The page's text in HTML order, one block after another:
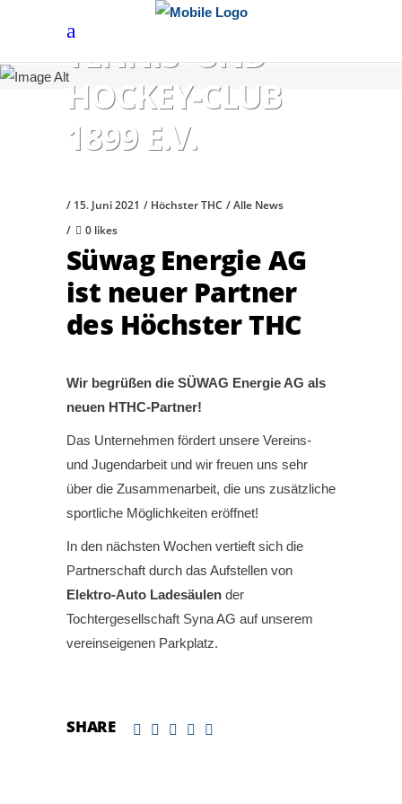
HÖCHSTER
TENNIS- UND
HOCKEY-CLUB
1899 E.V.
15. Juni 2021 Höchster THC
Alle News
0 likes
Süwag Energie AG
ist neuer Partner
des Höchster THC
Wir begrüßen die SÜWAG Energie AG als
neuen HTHC-Partner!
Das Unternehmen fördert unsere Vereins-
und Jugendarbeit und wir freuen uns sehr
über die Zusammenarbeit, die uns zusätzliche
sportliche Möglichkeiten eröffnet!
In den nächsten Wochen vertieft sich die
Partnerschaft durch das Aufstellen von
Elektro-Auto Ladesäulen der
Tochtergesellschaft Syna AG auf unserem
vereinseigenen Parkplatz.
SHARE